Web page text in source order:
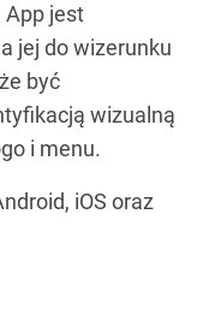
App jest
jej do wizerunku
być
wizualną
i menu.
iOS oraz